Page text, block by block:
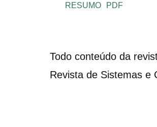
RESUMO PDF
Todo conteúdo da
Revista de Sistemas e